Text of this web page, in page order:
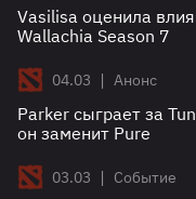
Vasilisa оценила
Wallachia Season 7
04.03 | Анонс
Parker сыграет за
он заменит Pure
03.03 | Событие